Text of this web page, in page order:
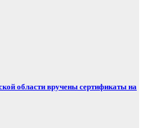
области вручены сертификаты на